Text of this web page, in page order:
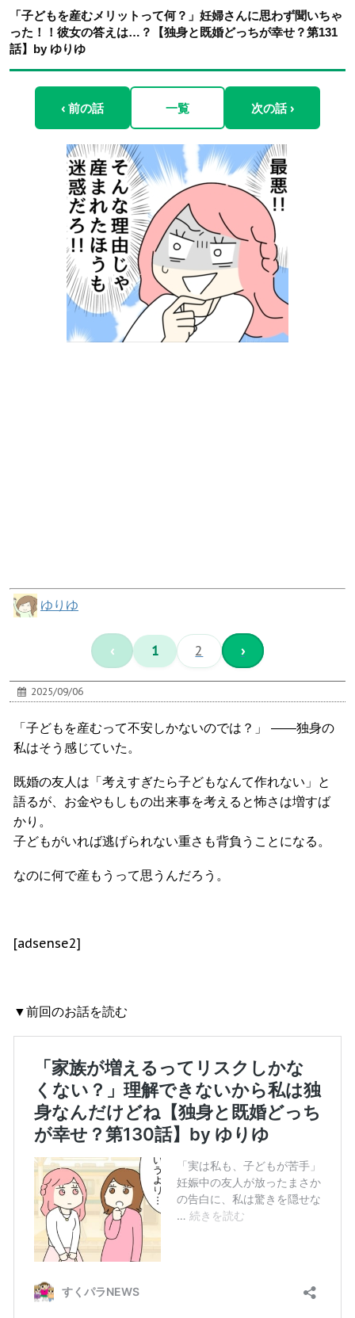
「子どもを産むメリットって何？」妊婦さんに思わず聞いちゃ
った！！彼女の答えは…？【独身と既婚どっちが幸せ？第131
話】by ゆりゆ
‹ 前の話 一覧 次の話 ›
ゆりゆ
‹ 1 2 ›
2025/09/06
「子どもを産むって不安しかないのでは？」 ――独身の
私はそう感じていた。
既婚の友人は「考えすぎたら子どもなんて作れない」と
語るが、お金やもしもの出来事を考えると怖さは増すば
かり。
子どもがいれば逃げられない重さも背負うことになる。
なのに何で産もうって思うんだろう。
[adsense2]
▼前回のお話を読む